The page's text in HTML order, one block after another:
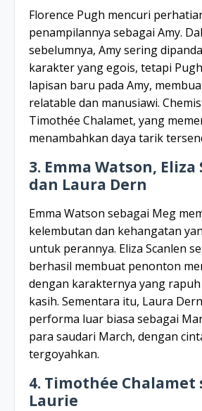
Florence Pugh mencuri
penampilannya sebagai Amy.
sebelumnya, Amy sering
karakter yang egois, tetapi
lapisan baru pada Amy,
relatable dan manusiawi.
Timothée Chalamet, yang
menambahkan daya tarik
3. Emma Watson, Eliza
dan Laura Dern
Emma Watson sebagai Meg
kelembutan dan kehangatan
untuk perannya. Eliza Scanlen
berhasil membuat penonton
dengan karakternya yang
kasih. Sementara itu, Laura
performa luar biasa sebagai
para saudari March, dengan
tergoyahkan.
4. Timothée Chalamet
Laurie